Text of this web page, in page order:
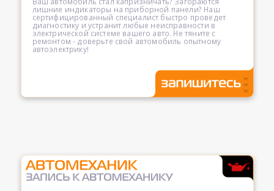
лишние индикаторы на приборной панели? Наш
сертифицированный специалист быстро проведет
диагностику и устранит любые неисправности в
электрической системе вашего авто. Не тяните с
ремонтом - доверьте свой автомобиль опытному
автоэлектрику!